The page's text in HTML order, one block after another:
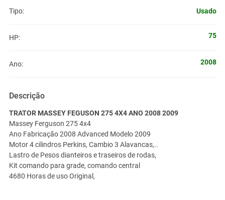
Tipo: Usado
HP: 75
Ano: 2008
Descrição
TRATOR MASSEY FEGUSON 275 4X4 ANO 2008 2009
Massey Ferguson 275 4x4
Ano Fabricação 2008 Advanced Modelo 2009
Motor 4 cilindros Perkins, Cambio 3 Alavancas,..
Lastro de Pesos dianteiros e traseiros de rodas,
Kit comando para grade, comando central
4680 Horas de uso Original,